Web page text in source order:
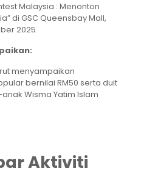
Malaysia : Menonton
di GSC Queensbay Mall,
2025.
menyampaikan
bernilai RM50 serta duit
Wisma Yatim Islam
Aktiviti